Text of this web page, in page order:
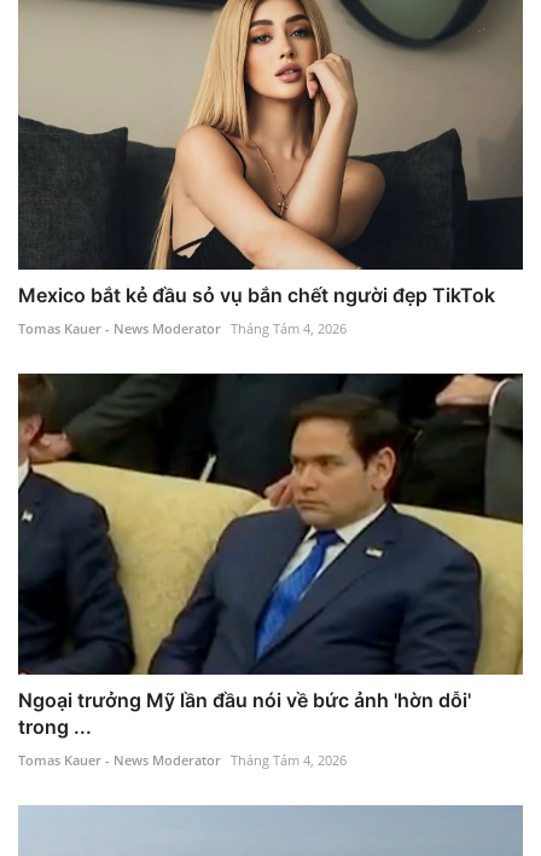
Mexico bắt kẻ đầu sỏ vụ bắn chết người đẹp TikTok
Tomas Kauer - News Moderator Tháng Tám 4, 2026
Ngoại trưởng Mỹ lần đầu nói về bức ảnh 'hờn dỗi'
trong ...
Tomas Kauer - News Moderator Tháng Tám 4, 2026